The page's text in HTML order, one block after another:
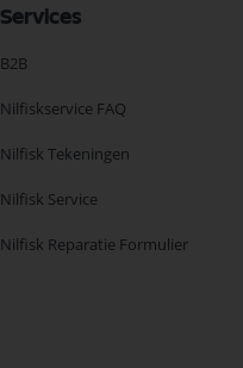
Services
B2B
Nilfiskservice FAQ
Nilfisk Tekeningen
Nilfisk Service
Nilfisk Reparatie Formulier